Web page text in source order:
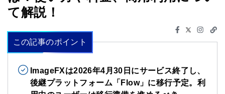
て解説！
この記事のポイント
ImageFXは2026年4月30日にサービス終了し、
後継プラットフォーム「Flow」に移行予定。利